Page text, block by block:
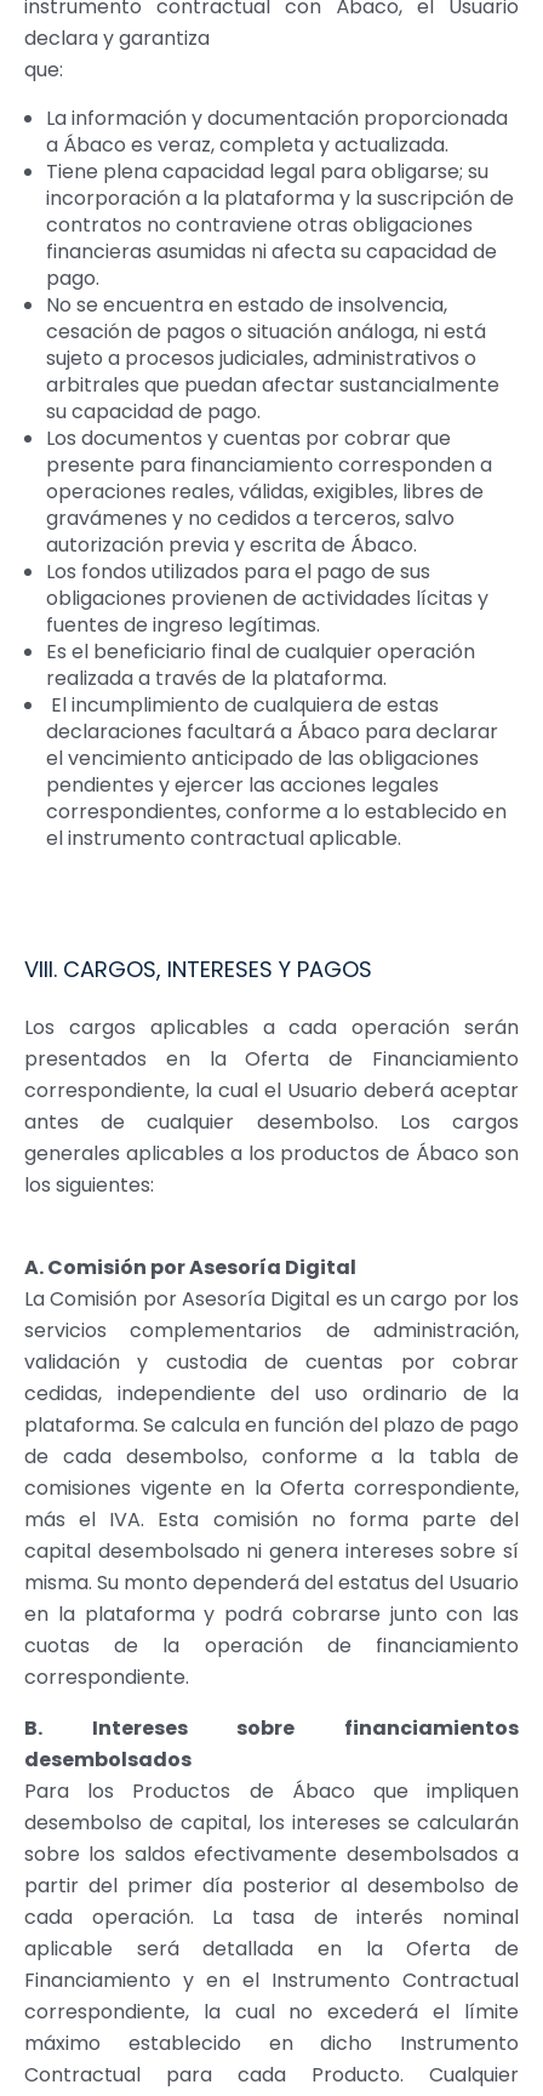
instrumento contractual con Ábaco, el Usuario
declara y garantiza
que:
La información y documentación proporcionada
a Ábaco es veraz, completa y actualizada.
Tiene plena capacidad legal para obligarse; su
incorporación a la plataforma y la suscripción de
contratos no contraviene otras obligaciones
financieras asumidas ni afecta su capacidad de
pago.
No se encuentra en estado de insolvencia,
cesación de pagos o situación análoga, ni está
sujeto a procesos judiciales, administrativos o
arbitrales que puedan afectar sustancialmente
su capacidad de pago.
Los documentos y cuentas por cobrar que
presente para financiamiento corresponden a
operaciones reales, válidas, exigibles, libres de
gravámenes y no cedidos a terceros, salvo
autorización previa y escrita de Ábaco.
Los fondos utilizados para el pago de sus
obligaciones provienen de actividades lícitas y
fuentes de ingreso legítimas.
Es el beneficiario final de cualquier operación
realizada a través de la plataforma.
El incumplimiento de cualquiera de estas
declaraciones facultará a Ábaco para declarar
el vencimiento anticipado de las obligaciones
pendientes y ejercer las acciones legales
correspondientes, conforme a lo establecido en
el instrumento contractual aplicable.
VIII. CARGOS, INTERESES Y PAGOS
Los cargos aplicables a cada operación serán
presentados en la Oferta de Financiamiento
correspondiente, la cual el Usuario deberá aceptar
antes de cualquier desembolso. Los cargos
generales aplicables a los productos de Ábaco son
los siguientes:
A. Comisión por Asesoría Digital
La Comisión por Asesoría Digital es un cargo por los
servicios complementarios de administración,
validación y custodia de cuentas por cobrar
cedidas, independiente del uso ordinario de la
plataforma. Se calcula en función del plazo de pago
de cada desembolso, conforme a la tabla de
comisiones vigente en la Oferta correspondiente,
más el IVA. Esta comisión no forma parte del
capital desembolsado ni genera intereses sobre sí
misma. Su monto dependerá del estatus del Usuario
en la plataforma y podrá cobrarse junto con las
cuotas de la operación de financiamiento
correspondiente.
B. Intereses sobre financiamientos
desembolsados
Para los Productos de Ábaco que impliquen
desembolso de capital, los intereses se calcularán
sobre los saldos efectivamente desembolsados a
partir del primer día posterior al desembolso de
cada operación. La tasa de interés nominal
aplicable será detallada en la Oferta de
Financiamiento y en el Instrumento Contractual
correspondiente, la cual no excederá el límite
máximo establecido en dicho Instrumento
Contractual para cada Producto. Cualquier